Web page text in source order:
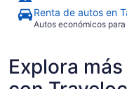
Renta de autos en
Autos económicos
Explora